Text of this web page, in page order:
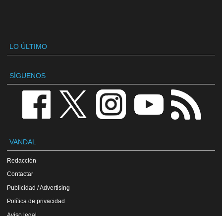
LO ÚLTIMO
SÍGUENOS
VANDAL
Redacción
Contactar
Publicidad / Advertising
Política de privacidad
Aviso legal